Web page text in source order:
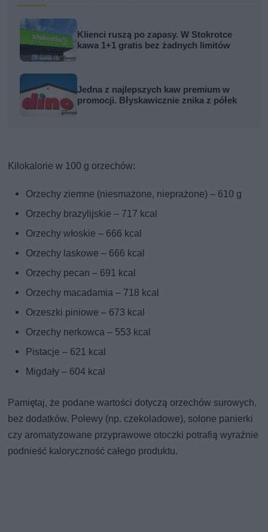
Klienci ruszą po zapasy. W Stokrotce
kawa 1+1 gratis bez żadnych limitów
Jedna z najlepszych kaw premium w
promocji. Błyskawicznie znika z półek
Kilokalorie w 100 g orzechów:
Orzechy ziemne (niesmażone, nieprażone) – 610 g
Orzechy brazylijskie – 717 kcal
Orzechy włoskie – 666 kcal
Orzechy laskowe – 666 kcal
Orzechy pecan – 691 kcal
Orzechy macadamia – 718 kcal
Orzeszki piniowe – 673 kcal
Orzechy nerkowca – 553 kcal
Pistacje – 621 kcal
Migdały – 604 kcal
Pamiętaj, że podane wartości dotyczą orzechów surowych,
bez dodatków. Polewy (np. czekoladowe), solone panierki
czy aromatyzowane przyprawowe otoczki potrafią wyraźnie
podnieść kaloryczność całego produktu.